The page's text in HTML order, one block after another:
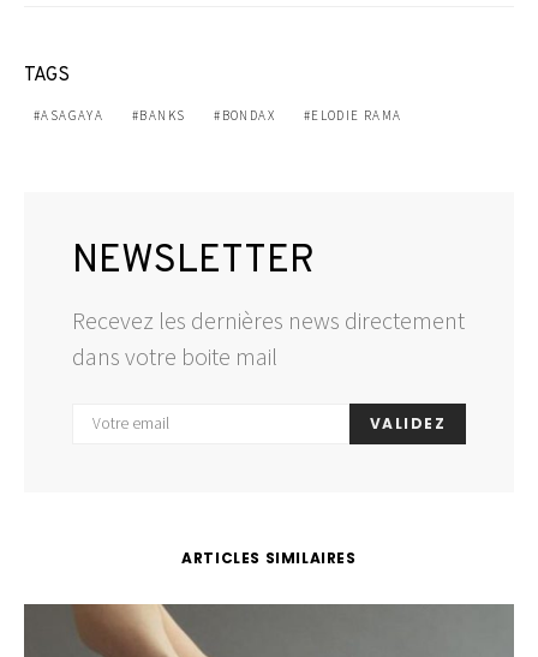
TAGS
ASAGAYA BANKS BONDAX ELODIE RAMA
NEWSLETTER
Recevez les dernières news directement
dans votre boite mail
VALIDEZ
ARTICLES SIMILAIRES